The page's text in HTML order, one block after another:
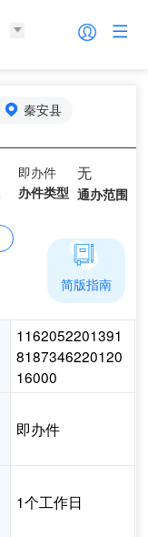
秦安县
即办件
办件类型
无
通办范围
1162052201391
8187346220120
16000
即办件
1个工作日
简版指南